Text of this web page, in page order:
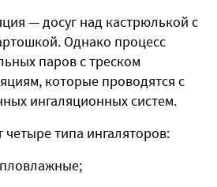
— досуг над кастрюлькой с
Однако процесс
паров с треском
которые проводятся с
ингаляционных систем.
четыре типа ингаляторов: